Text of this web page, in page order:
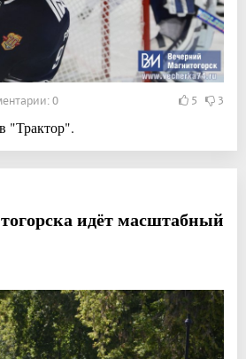
0 5 3
"Трактор".
идёт масштабный